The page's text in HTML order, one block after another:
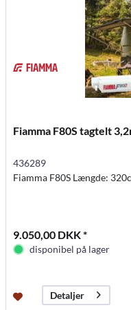
Fiamma F80S tagtelt
436289
Fiamma F80S Længde:
9.050,00 DKK *
disponibel på lager
Detaljer